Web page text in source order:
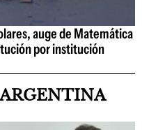
auge de Matemática
por institución